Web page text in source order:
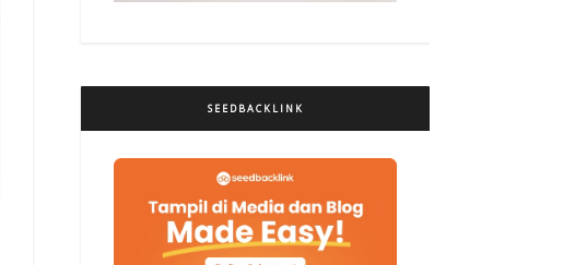
SEEDBACKLINK